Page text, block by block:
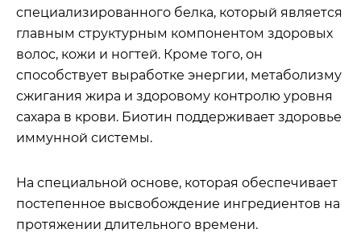
специализированного белка, который является
главным структурным компонентом здоровых
волос, кожи и ногтей. Кроме того, он
способствует выработке энергии, метаболизму
сжигания жира и здоровому контролю уровня
сахара в крови. Биотин поддерживает здоровье
иммунной системы.
На специальной основе, которая обеспечивает
постепенное высвобождение ингредиентов на
протяжении длительного времени.